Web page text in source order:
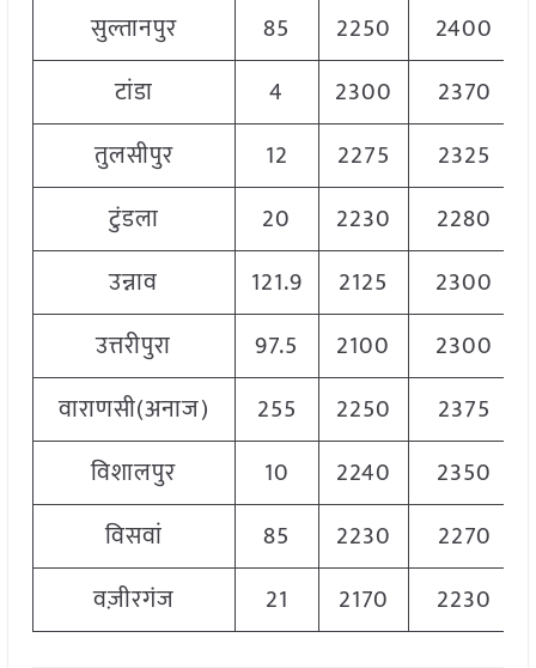
सुल्तानपुर
85 2250
2400
टांडा
4 2300 2370
तुलसीपुर
12 2275 2325
टुंडला
20 2230 2280
उन्नाव
121.9 2125 2300
उत्तरीपुरा
97.5 2100 2300
वाराणसी(अनाज)
255 2250 2375
विशालपुर
10 2240 2350
विसवां
85 2230 2270
वज़ीरगंज
21 2170 2230